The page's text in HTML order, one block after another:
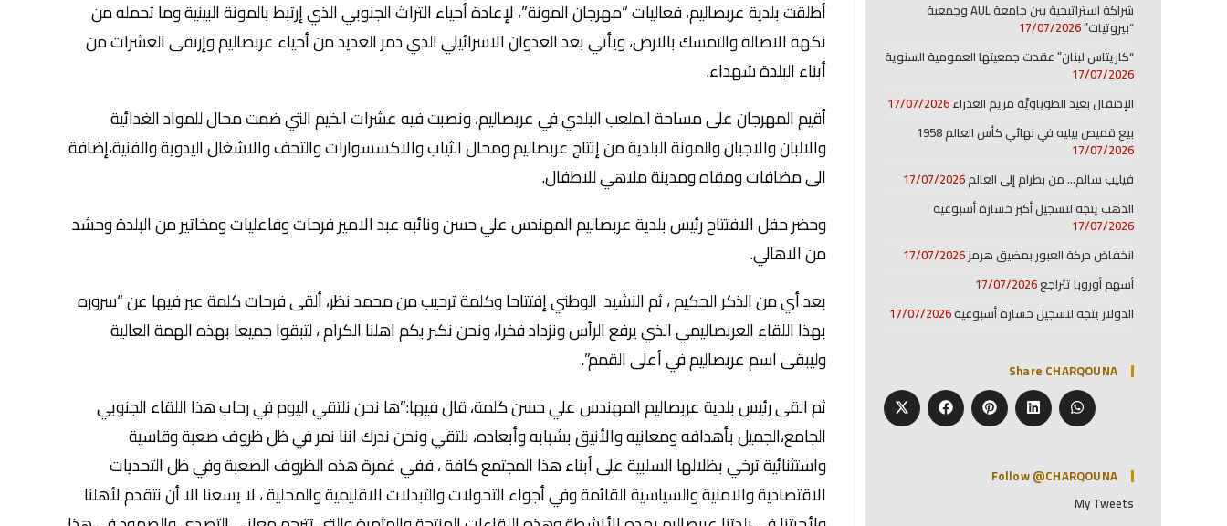
أطلقت بلدية عربصاليم، فعاليات “مهرجان المونة”، لإعادة أحياء التراث الجنوبي الذي إرتبط بالمونة البينية وما تحمله من
نكهة الاصالة والتمسك بالارض، ويأتي بعد العدوان الاسرائيلي الذي دمر العديد من أحياء عربصاليم وإرتقى العشرات من
أبناء البلدة شهداء.
أقيم المهرجان على مساحة الملعب البلدي في عربصاليم، ونصبت فيه عشرات الخيم التي ضمت محال للمواد الغدائية
والالبان والاجبان والمونة البلدية من إنتاج عربصاليم ومحال الثياب والاكسسوارات والتحف والاشغال اليدوية والفنية،إضافة
الى مضافات ومقاه ومدينة ملاهي للاطفال.
وحضر حفل الافتتاح رئيس بلدية عربصاليم المهندس علي حسن ونائبه عبد الامير فرحات وفاعليات ومخاتير من البلدة وحشد
من الاهالي.
بعد أي من الذكر الحكيم ، ثم النشيد الوطني إفتتاحا وكلمة ترحيب من محمد نظر، ألقى فرحات كلمة عبر فيها عن “سروره
بهذا اللقاء العربصاليمي الذي يرفع الرأس ونزداد فخرا، ونحن نكبر بكم اهلنا الكرام ، لتبقوا جميعا بهذه الهمة العالية
وليبقى اسم عربصاليم في أعلى القمم”.
ثم القى رئيس بلدية عربصاليم المهندس علي حسن كلمة، قال فيها:”ها نحن نلتقي اليوم في رحاب هذا اللقاء الجنوبي
الجامع،الجميل بأهدافه ومعانيه والأنيق بشبابه وأبعاده، نلتقي ونحن ندرك اننا نمر في ظل ظروف صعبة وقاسية
واستثنائية ترخي بظلالها السلبية على أبناء هذا المجتمع كافة ، ففي غمرة هذه الظروف الصعبة وفي ظل التحديات
الاقتصادية والامنية والسياسية القائمة وفي أجواء التحولات والتبدلات الاقليمية والمحلية ، لا يسعنا الا أن نتقدم لأهلنا
شراكة استراتيجية بين جامعة AUL وجمعية
“بيروتيات”17/07/2026
“كاريتاس لبنان” عقدت جمعيتها العمومية السنوية
17/07/2026
الإحتفال بعيد الطوباويَّة مريم العذراء17/07/2026
بيع قميص بيليه في نهائي كأس العالم 1958
17/07/2026
فيليب سالم… من بطرام إلى العالم17/07/2026
الذهب يتجه لتسجيل أكبر خسارة أسبوعية
17/07/2026
انخفاض حركة العبور بمضيق هرمز17/07/2026
أسهم أوروبا تتراجع17/07/2026
الدولار يتجه لتسجيل خسارة أسبوعية17/07/2026
Share CHARQOUNA
Follow @CHARQOUNA
My Tweets